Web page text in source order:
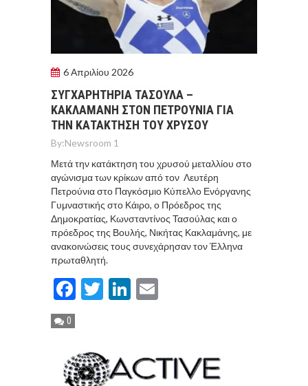
6 Απριλίου 2026
ΣΥΓΧΑΡΗΤΗΡΙΑ ΤΑΣΟΥΛΑ –
ΚΑΚΛΑΜΑΝΗ ΣΤΟΝ ΠΕΤΡΟΥΝΙΑ ΓΙΑ
ΤΗΝ ΚΑΤΑΚΤΗΣΗ ΤΟΥ ΧΡΥΣΟΥ
By:Newsroom 1
Μετά την κατάκτηση του χρυσού μεταλλίου στο
αγώνισμα των κρίκων από τον Λευτέρη
Πετρούνια στο Παγκόσμιο Κύπελλο Ενόργανης
Γυμναστικής στο Κάιρο, ο Πρόεδρος της
Δημοκρατίας, Κωνσταντίνος Τασούλας και ο
πρόεδρος της Βουλής, Νικήτας Κακλαμάνης, με
ανακοινώσεις τους συνεχάρησαν τον Έλληνα
πρωταθλητή.
Facebook
TwitterLinkedIn
0